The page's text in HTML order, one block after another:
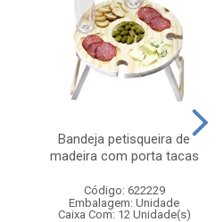
Bandeja petisqueira de
madeira com porta tacas
Código: 622229
Embalagem: Unidade
Caixa Com: 12 Unidade(s)